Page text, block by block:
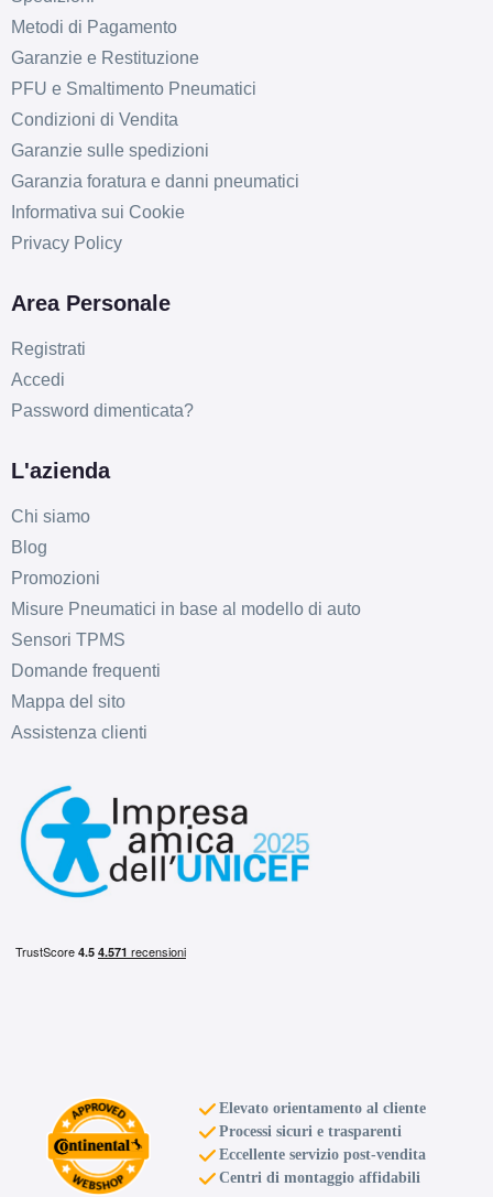
Metodi di Pagamento
Garanzie e Restituzione
PFU e Smaltimento Pneumatici
Condizioni di Vendita
Garanzie sulle spedizioni
Garanzia foratura e danni pneumatici
Informativa sui Cookie
Privacy Policy
Area Personale
Registrati
Accedi
Password dimenticata?
L'azienda
Chi siamo
Blog
Promozioni
Misure Pneumatici in base al modello di auto
Sensori TPMS
Domande frequenti
Mappa del sito
Assistenza clienti
Elevato orientamento al cliente
Processi sicuri e trasparenti
Eccellente servizio post-vendita
Centri di montaggio affidabili